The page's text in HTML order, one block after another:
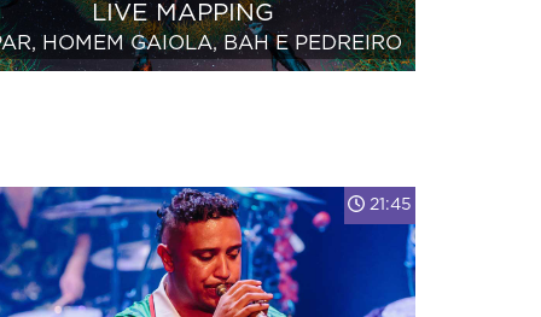
LIVE MAPPING
HOMEM GAIOLA, BAH E PEDREIRO
21:45